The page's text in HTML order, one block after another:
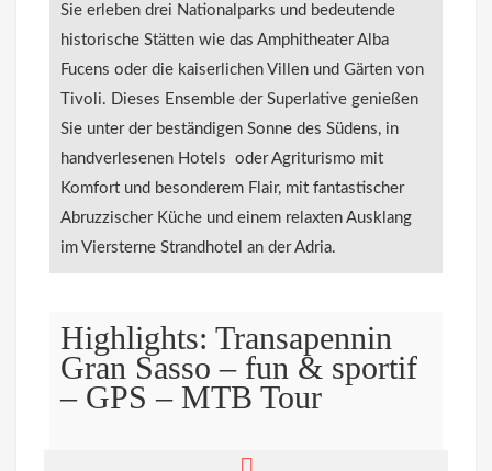
Sie erleben drei Nationalparks und bedeutende
historische Stätten wie das Amphitheater Alba
Fucens oder die kaiserlichen Villen und Gärten von
Tivoli. Dieses Ensemble der Superlative genießen
Sie unter der beständigen Sonne des Südens, in
handverlesenen Hotels oder Agriturismo mit
Komfort und besonderem Flair, mit fantastischer
Abruzzischer Küche und einem relaxten Ausklang
im Viersterne Strandhotel an der Adria.
Highlights: Transapennin
Gran Sasso – fun & sportif
– GPS – MTB Tour